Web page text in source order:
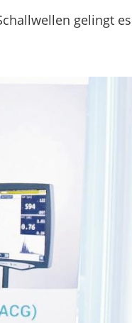
gelingt es